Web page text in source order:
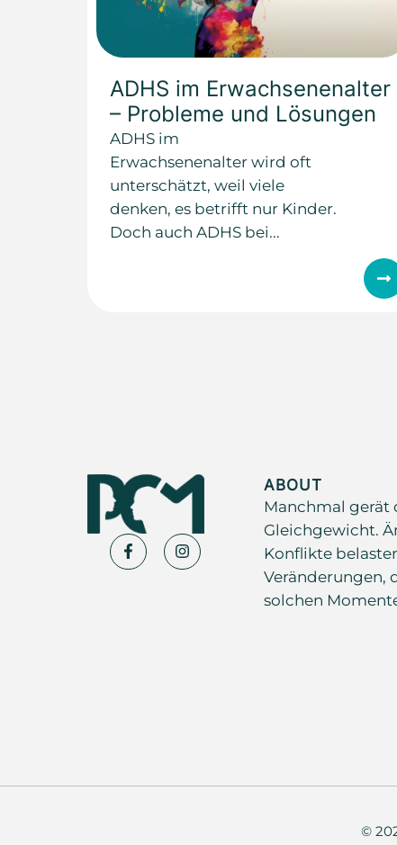
ADHS im Erwachsenenalter
– Probleme und Lösungen
ADHS im
Erwachsenenalter wird oft
unterschätzt, weil viele
denken, es betrifft nur Kinder.
Doch auch ADHS bei...
ABOUT
Manchmal gerät
Gleichgewicht.
Konflikte
Veränderungen,
solchen
©